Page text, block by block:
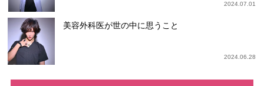
2024.07.01
美容外科医が世の中に思うこと
2024.06.28